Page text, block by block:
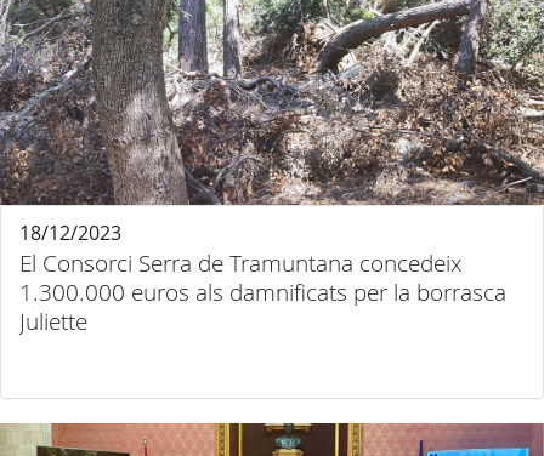
El Consorci Serra de Tramuntana concedeix
1.300.000 euros als damnificats per la borrasca
Juliette
18/12/2023